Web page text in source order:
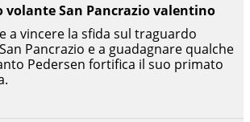
volante San Pancrazio valentino
a vincere la sfida sul traguardo
Pancrazio e a guadagnare qualche
Pedersen fortifica il suo primato